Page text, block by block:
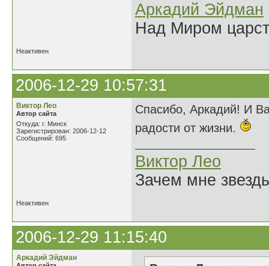
Аркадий Эйдман
Над Миром
Неактивен
2006-12-29 10:57:31
Виктор Лео
Автор сайта
Откуда: г. Минск
Зарегистрирован: 2006-12-12
Сообщений: 695
Спасибо, Аркадий! И
радости от жизни.
Виктор Лео
Зачем мне
Неактивен
2006-12-29 11:15:40
Аркадий Эйдман